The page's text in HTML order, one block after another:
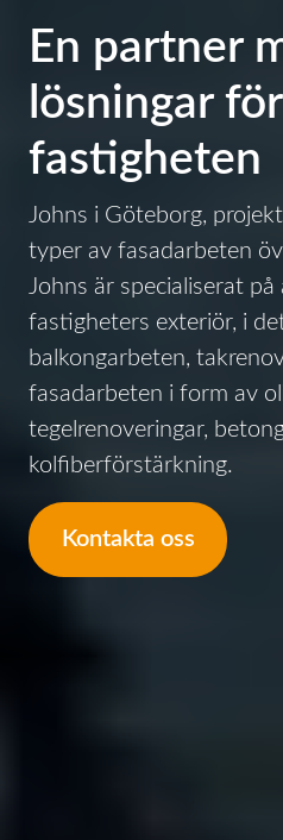
En partner
lösningar
fastigheten
Johns i Göteborg,
typer av fasadarbeten
Johns är specialiserat
fastigheters exteriör, i
balkongarbeten,
fasadarbeten i form av
tegelrenoveringar,
kolfiberförstärkning.
Kontakta oss